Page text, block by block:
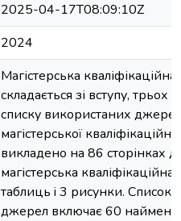
2025-04-17T08:09:10Z
2024
Магістерська
складається зі вступу, трьох
списку використаних
магістерської
викладено на 86 сторінках
магістерська
таблиць i 3 рисунки. Список
джерел включає 60